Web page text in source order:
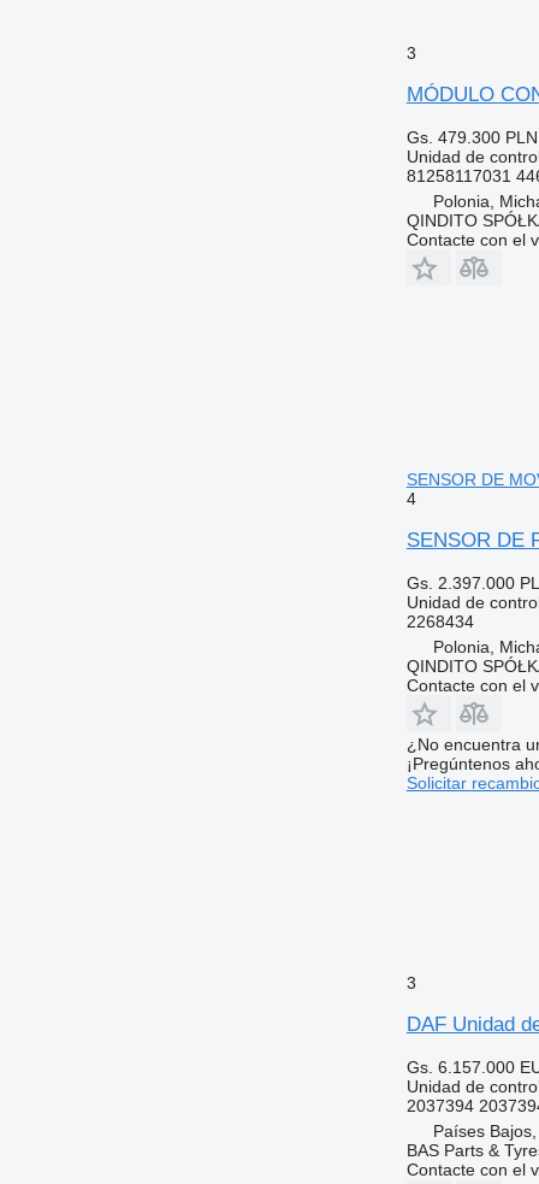
3
MÓDULO
Gs. 479.300
Unidad de
81258117031
Polonia,
QINDITO
Contacte con el
SENSOR DE
4
SENSOR DE
Gs. 2.397.000
Unidad de
2268434
Polonia,
QINDITO
Contacte con el
¿No encuentra
¡Pregúntenos
Solicitar
3
DAF Unidad
Gs. 6.157.000
Unidad de
2037394
Países
BAS Parts &
Contacte con el